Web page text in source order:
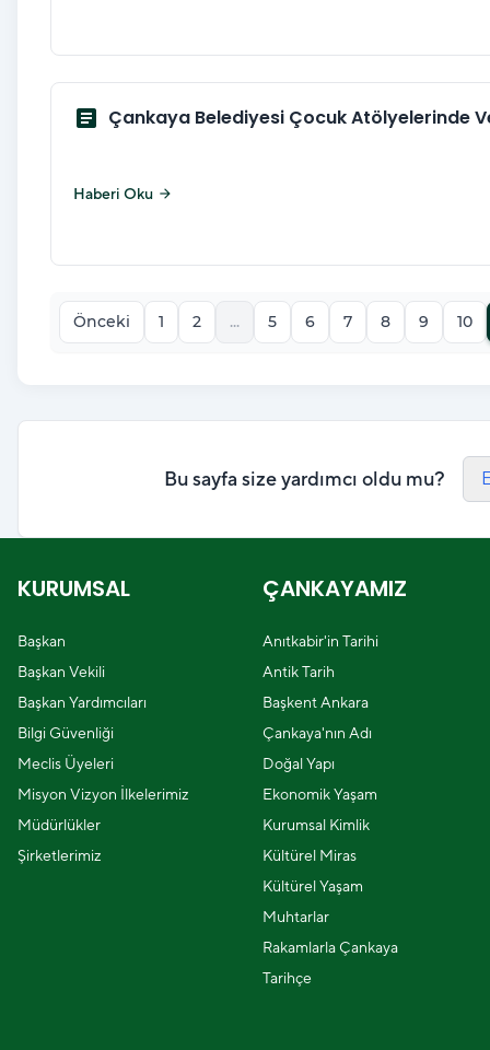
article Çankaya Belediyesi Çocuk Atölyelerinde
Haberi Oku arrow_forward
Önceki 1 2 ... 5 6 7 8 9 10
Bu sayfa size yardımcı oldu mu?
KURUMSAL
Başkan
Başkan Vekili
Başkan Yardımcıları
Bilgi Güvenliği
Meclis Üyeleri
Misyon Vizyon İlkelerimiz
Müdürlükler
Şirketlerimiz
ÇANKAYAMIZ
Anıtkabir'in Tarihi
Antik Tarih
Başkent Ankara
Çankaya'nın Adı
Doğal Yapı
Ekonomik Yaşam
Kurumsal Kimlik
Kültürel Miras
Kültürel Yaşam
Muhtarlar
Rakamlarla Çankaya
Tarihçe